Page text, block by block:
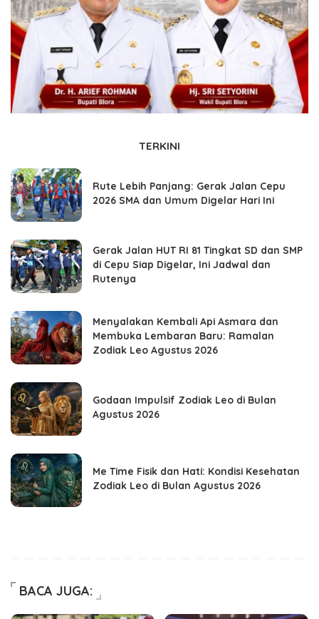
TERKINI
Rute Lebih Panjang: Gerak Jalan Cepu
2026 SMA dan Umum Digelar Hari Ini
Gerak Jalan HUT RI 81 Tingkat SD dan SMP
di Cepu Siap Digelar, Ini Jadwal dan
Rutenya
Menyalakan Kembali Api Asmara dan
Membuka Lembaran Baru: Ramalan
Zodiak Leo Agustus 2026
Godaan Impulsif Zodiak Leo di Bulan
Agustus 2026
Me Time Fisik dan Hati: Kondisi Kesehatan
Zodiak Leo di Bulan Agustus 2026
BACA JUGA: